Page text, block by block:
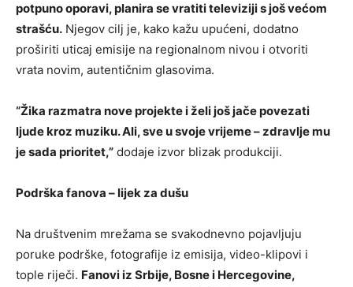
potpuno oporavi, planira se vratiti televiziji s još većom
strašću. Njegov cilj je, kako kažu upućeni, dodatno
proširiti uticaj emisije na regionalnom nivou i otvoriti
vrata novim, autentičnim glasovima.
“Žika razmatra nove projekte i želi još jače povezati
ljude kroz muziku. Ali, sve u svoje vrijeme – zdravlje mu
je sada prioritet,” dodaje izvor blizak produkciji.
Podrška fanova – lijek za dušu
Na društvenim mrežama se svakodnevno pojavljuju
poruke podrške, fotografije iz emisija, video-klipovi i
tople riječi. Fanovi iz Srbije, Bosne i Hercegovine,